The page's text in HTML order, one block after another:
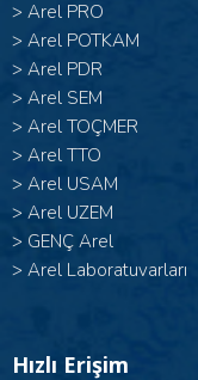
> Arel PRO
> Arel POTKAM
> Arel PDR
> Arel SEM
> Arel TOÇMER
> Arel TTO
> Arel USAM
> Arel UZEM
> GENÇ Arel
> Arel Laboratuvarları
Hızlı Erişim